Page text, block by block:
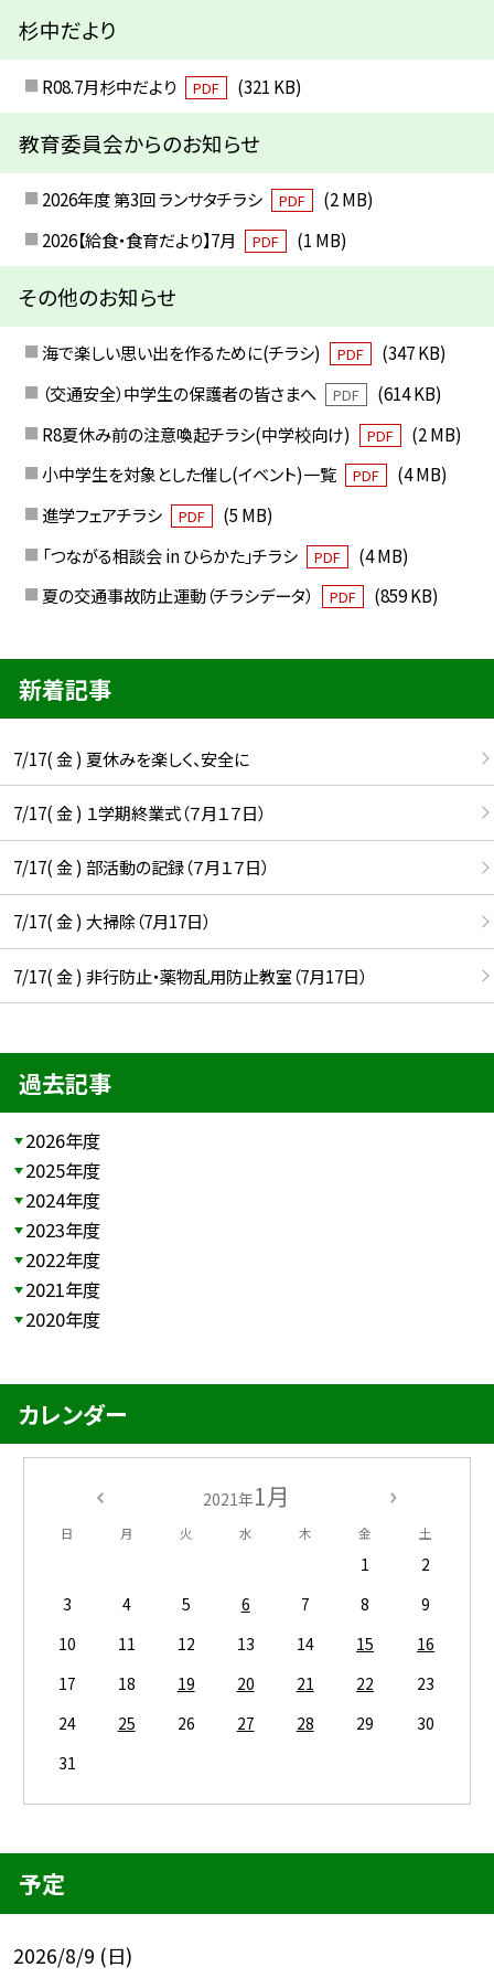
杉中だより
R08.7月杉中だより PDF (321 KB)
教育委員会からのお知らせ
2026年度 第3回 ランサタチラシ PDF
(2 MB)
2026【給食・食育だより】7月
PDF (1 MB)
その他のお知らせ
海で楽しい思い出を作るために(チラシ) PDF
(347 KB)
（交通安全）中学生の保護者の皆さまへ
PDF
(614 KB)
R8夏休み前の注意喚起チラシ(中学校向け)
PDF
(2 MB)
小中学生を対象とした催し(イベント)一覧
PDF
(4 MB)
進学フェアチラシ
PDF
(5 MB)
「つながる相談会 in ひらかた」チラシ
PDF
(4 MB)
夏の交通事故防止運動（チラシデータ）
PDF (859 KB)
新着記事
7/17( 金 ) 夏休みを楽しく、安全に
7/17( 金 ) １学期終業式（７月１７日）
7/17( 金 ) 部活動の記録（７月１７日）
7/17( 金 ) 大掃除（7月17日）
7/17( 金 ) 非行防止・薬物乱用防止教室（7月17日）
過去記事
2026年度
2025年度
2024年度
2023年度
2022年度
2021年度
2020年度
カレンダー
2021年1月
日 月 火 水 木 金 土
1
2
3
4 5 6 7 8
9
10
11 12 13 14 15
16
17
18 19 20 21 22
23
24
25 26 27 28 29
30
31
予定
2026/8/9 (日)